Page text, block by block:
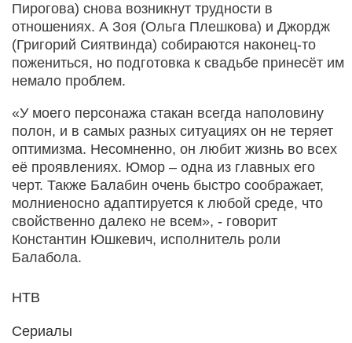
Пирогова) снова возникнут трудности в
отношениях. А Зоя (Ольга Плешкова) и Джордж
(Григорий Сиятвинда) собираются наконец-то
пожениться, но подготовка к свадьбе принесёт им
немало проблем.
«У моего персонажа стакан всегда наполовину
полон, и в самых разных ситуациях он не теряет
оптимизма. Несомненно, он любит жизнь во всех
её проявлениях. Юмор – одна из главных его
черт. Также Балабин очень быстро соображает,
молниеносно адаптируется к любой среде, что
свойственно далеко не всем», - говорит
Константин Юшкевич, исполнитель роли
Балабола.
НТВ
Сериалы